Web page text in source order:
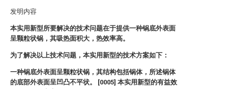
发明内容
本实用新型所要解决的技术问题在于提供一种锅底外表面
呈颗粒状锅，其吸热面积大，热效率高。
为了解决以上技术问题，本实用新型的技术方案如下：
一种锅底外表面呈颗粒状锅，其结构包括锅体，所述锅体
的底部外表面呈凹凸不平状。 [0005] 本实用新型的有益效